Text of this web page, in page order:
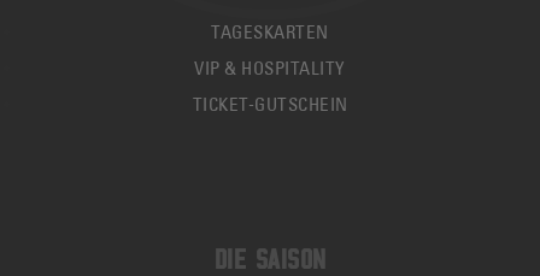
TAGESKARTEN
VIP & HOSPITALITY
TICKET-GUTSCHEIN
DIE SAISON